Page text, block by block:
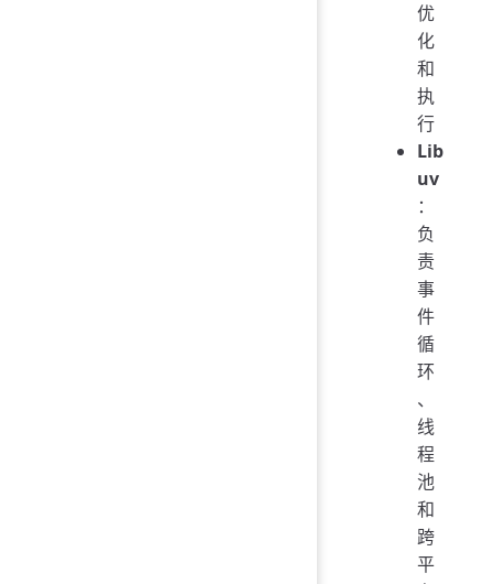
优
化
和
执
行
Lib
uv
：
负
责
事
件
循
环
、
线
程
池
和
跨
平